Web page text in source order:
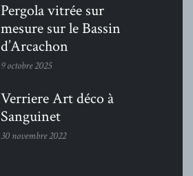
Pergola vitrée sur
mesure sur le Bassin
d’Arcachon
9 octobre 2025
Verriere Art déco à
Sanguinet
30 novembre 2022